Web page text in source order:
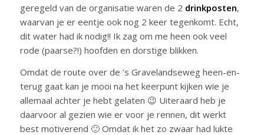
geregeld van de organisatie waren de 2 drinkposten,
waarvan je er eentje ook nog 2 keer tegenkomt. Echt,
dit water had ik nodig!! Ik zag om me heen ook veel
rode (paarse?!) hoofden en dorstige blikken.
Omdat de route over de ’s Gravelandseweg heen-en-
terug gaat kan je mooi na het keerpunt kijken wie je
allemaal achter je hebt gelaten 😉 Uiteraard heb je
daarvoor al gezien wie er voor je rennen, dit werkt
best motiverend 🙂 Omdat ik het zo zwaar had lukte